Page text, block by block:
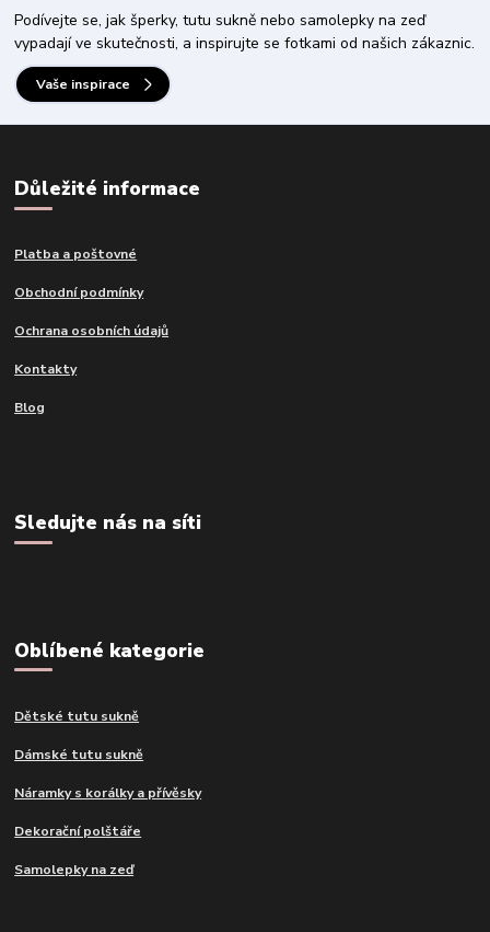
Podívejte se, jak šperky, tutu sukně nebo samolepky na zeď
vypadají ve skutečnosti, a inspirujte se fotkami od našich zákaznic.
Vaše inspirace
Důležité informace
Platba a poštovné
Obchodní podmínky
Ochrana osobních údajů
Kontakty
Blog
Sledujte nás na síti
Oblíbené kategorie
Dětské tutu sukně
Dámské tutu sukně
Náramky s korálky a přívěsky
Dekorační polštáře
Samolepky na zeď